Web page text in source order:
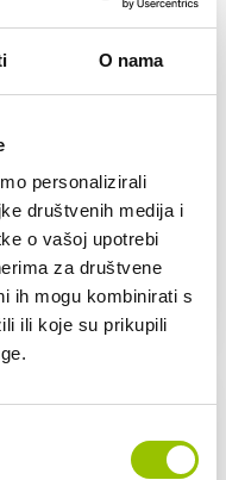
O nama
personalizirali
društvenih medija i
o vašoj upotrebi
za društvene
ih mogu kombinirati s
ili koje su prikupili
Manual
u gradu i van
EUROSUPER